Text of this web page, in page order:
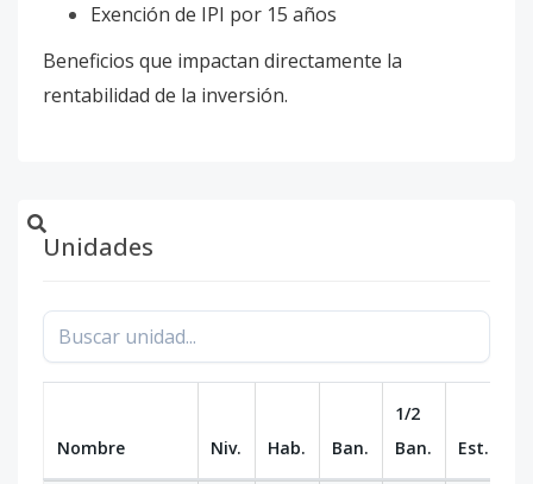
Exención de IPI por 15 años
Beneficios que impactan directamente la
rentabilidad de la inversión.
Unidades
Nombre Niv. Hab. Ban.
1/2
Ban.
Est.